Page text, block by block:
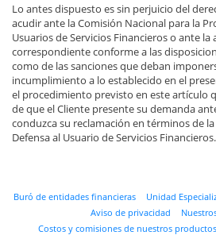
Lo antes dispuesto es sin perjuicio del
acudir ante la Comisión Nacional para la
Usuarios de Servicios Financieros o ante
correspondiente conforme a las
como de las sanciones que deban
incumplimiento a lo establecido en el
el procedimiento previsto en este artículo
de que el Cliente presente su demanda
conduzca su reclamación en términos de
Defensa al Usuario de Servicios Financieros.
Buró de entidades financieras Unidad
Aviso de privacidad
Costos y comisiones de nuestros productos